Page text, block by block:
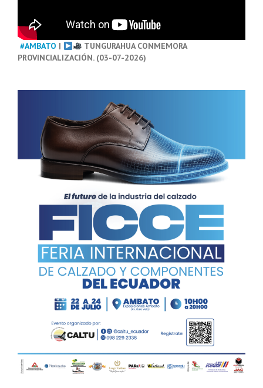
#AMBATO |
TUNGURAHUA CONMEMORA
PROVINCIALIZACIÓN. (03-07-2026)